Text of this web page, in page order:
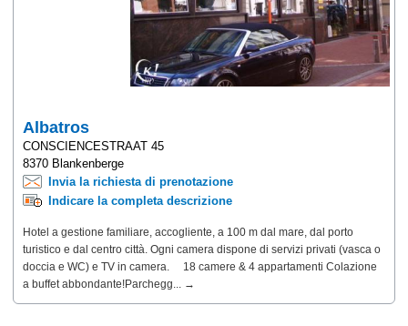
Albatros
CONSCIENCESTRAAT 45
8370 Blankenberge
Invia la richiesta di prenotazione
Indicare la completa descrizione
Hotel a gestione familiare, accogliente, a 100 m dal mare, dal porto
turistico e dal centro città. Ogni camera dispone di servizi privati (vasca o
doccia e WC) e TV in camera. 18 camere & 4 appartamenti Colazione
a buffet abbondante!Parchegg... →